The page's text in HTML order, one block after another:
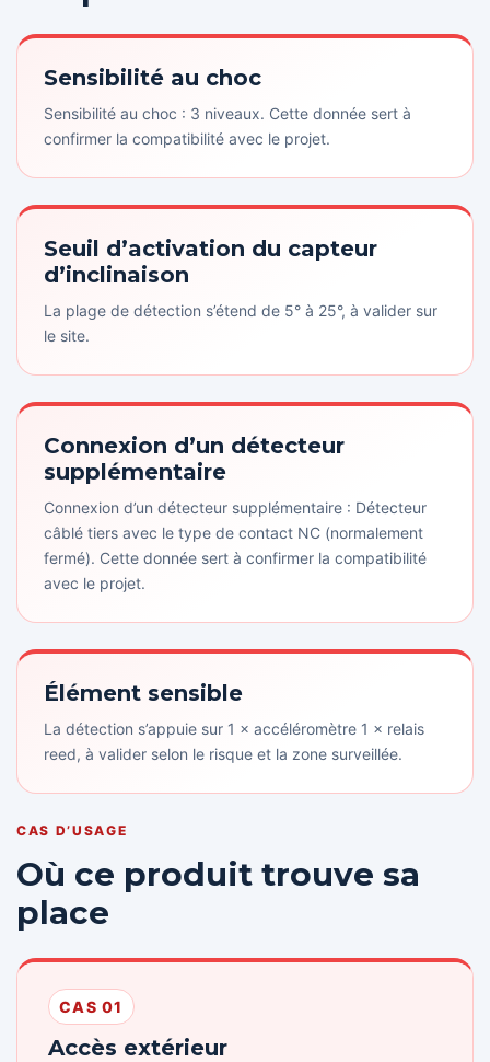
Sensibilité au choc
Sensibilité au choc : 3 niveaux. Cette donnée sert à
confirmer la compatibilité avec le projet.
Seuil d’activation du capteur
d’inclinaison
La plage de détection s’étend de 5° à 25°, à valider sur
le site.
Connexion d’un détecteur
supplémentaire
Connexion d’un détecteur supplémentaire : Détecteur
câblé tiers avec le type de contact NC (normalement
fermé). Cette donnée sert à confirmer la compatibilité
avec le projet.
Élément sensible
La détection s’appuie sur 1 × accéléromètre 1 × relais
reed, à valider selon le risque et la zone surveillée.
CAS D’USAGE
Où ce produit trouve sa
place
CAS 01
Accès extérieur